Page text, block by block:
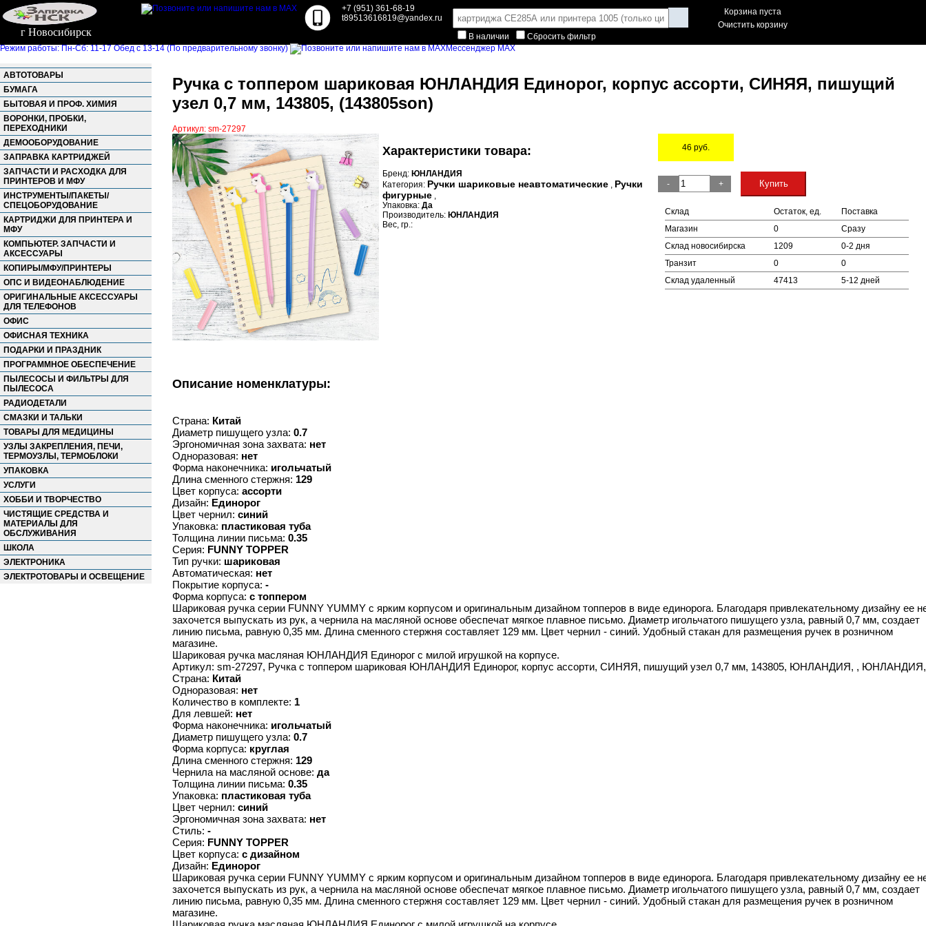
г Новосибирск
+7 (951) 361-68-19
t89513616819@yandex.ru
В наличии
Сбросить фильтр
Корзина пуста
Очистить корзину
Режим работы: Пн-Сб: 11-17 Обед с 13-14 (По предварительному звонку) Мессенджер MAX
АВТОТОВАРЫ
БУМАГА
БЫТОВАЯ И ПРОФ. ХИМИЯ
ВОРОНКИ, ПРОБКИ,
ПЕРЕХОДНИКИ
ДЕМООБОРУДОВАНИЕ
ЗАПРАВКА КАРТРИДЖЕЙ
ЗАПЧАСТИ И РАСХОДКА ДЛЯ
ПРИНТЕРОВ И МФУ
ИНСТРУМЕНТЫ/ПАКЕТЫ/
СПЕЦОБОРУДОВАНИЕ
КАРТРИДЖИ ДЛЯ ПРИНТЕРА И
МФУ
КОМПЬЮТЕР. ЗАПЧАСТИ И
АКСЕССУАРЫ
КОПИРЫ/МФУ/ПРИНТЕРЫ
ОПС И ВИДЕОНАБЛЮДЕНИЕ
ОРИГИНАЛЬНЫЕ АКСЕССУАРЫ
ДЛЯ ТЕЛЕФОНОВ
ОФИС
ОФИСНАЯ ТЕХНИКА
ПОДАРКИ И ПРАЗДНИК
ПРОГРАММНОЕ ОБЕСПЕЧЕНИЕ
ПЫЛЕСОСЫ И ФИЛЬТРЫ ДЛЯ
ПЫЛЕСОСА
РАДИОДЕТАЛИ
СМАЗКИ И ТАЛЬКИ
ТОВАРЫ ДЛЯ МЕДИЦИНЫ
УЗЛЫ ЗАКРЕПЛЕНИЯ, ПЕЧИ,
ТЕРМОУЗЛЫ, ТЕРМОБЛОКИ
УПАКОВКА
УСЛУГИ
ХОББИ И ТВОРЧЕСТВО
ЧИСТЯЩИЕ СРЕДСТВА И
МАТЕРИАЛЫ ДЛЯ
ОБСЛУЖИВАНИЯ
ШКОЛА
ЭЛЕКТРОНИКА
ЭЛЕКТРОТОВАРЫ И ОСВЕЩЕНИЕ
Ручка с топпером шариковая ЮНЛАНДИЯ Единорог, корпус ассорти, СИНЯЯ, пишущий
узел 0,7 мм, 143805, (143805son)
Артикул: sm-27297
Характеристики товара:
Бренд: ЮНЛАНДИЯ
Категория: Ручки шариковые неавтоматические , Ручки
фигурные ,
Упаковка: Да
Производитель: ЮНЛАНДИЯ
Вес, гр.:
46 руб.
-
+ Купить
Склад Остаток, ед.
Поставка
Магазин
0
Сразу
Склад новосибирска
1209
0-2 дня
Транзит
0
0
Склад удаленный
47413 5-12 дней
Описание номенклатуры:
Страна: Китай
Диаметр пишущего узла: 0.7
Эргономичная зона захвата: нет
Одноразовая: нет
Форма наконечника: игольчатый
Длина сменного стержня: 129
Цвет корпуса: ассорти
Дизайн: Единорог
Цвет чернил: синий
Упаковка: пластиковая туба
Толщина линии письма: 0.35
Серия: FUNNY TOPPER
Тип ручки: шариковая
Автоматическая: нет
Покрытие корпуса: -
Форма корпуса: с топпером
Шариковая ручка серии FUNNY YUMMY с ярким корпусом и оригинальным дизайном топперов в виде единорога. Благодаря привлекательному дизайну ее
захочется выпускать из рук, а чернила на масляной основе обеспечат мягкое плавное письмо. Диаметр игольчатого пишущего узла, равный 0,7 мм, создает
линию письма, равную 0,35 мм. Длина сменного стержня составляет 129 мм. Цвет чернил - синий. Удобный стакан для размещения ручек в розничном
магазине.
Шариковая ручка масляная ЮНЛАНДИЯ Единорог с милой игрушкой на корпусе.
Артикул: sm-27297, Ручка с топпером шариковая ЮНЛАНДИЯ Единорог, корпус ассорти, СИНЯЯ, пишущий узел 0,7 мм, 143805, ЮНЛАНДИЯ, , ЮНЛАНДИЯ,
Страна: Китай
Одноразовая: нет
Количество в комплекте: 1
Для левшей: нет
Форма наконечника: игольчатый
Диаметр пишущего узла: 0.7
Форма корпуса: круглая
Длина сменного стержня: 129
Чернила на масляной основе: да
Толщина линии письма: 0.35
Упаковка: пластиковая туба
Цвет чернил: синий
Эргономичная зона захвата: нет
Стиль: -
Серия: FUNNY TOPPER
Цвет корпуса: с дизайном
Дизайн: Единорог
Шариковая ручка серии FUNNY YUMMY с ярким корпусом и оригинальным дизайном топперов в виде единорога. Благодаря привлекательному дизайну ее
захочется выпускать из рук, а чернила на масляной основе обеспечат мягкое плавное письмо. Диаметр игольчатого пишущего узла, равный 0,7 мм, создает
линию письма, равную 0,35 мм. Длина сменного стержня составляет 129 мм. Цвет чернил - синий. Удобный стакан для размещения ручек в розничном
магазине.